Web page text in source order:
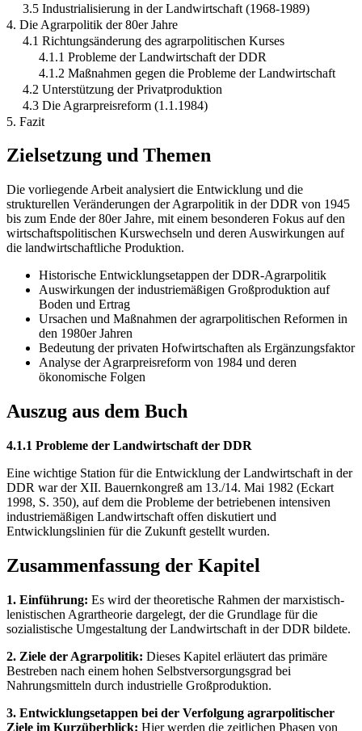
3.5 Industrialisierung in der Landwirtschaft (1968-1989)
4. Die Agrarpolitik der 80er Jahre
4.1 Richtungsänderung des agrarpolitischen Kurses
4.1.1 Probleme der Landwirtschaft der DDR
4.1.2 Maßnahmen gegen die Probleme der Landwirtschaft
4.2 Unterstützung der Privatproduktion
4.3 Die Agrarpreisreform (1.1.1984)
5. Fazit
Zielsetzung und Themen
Die vorliegende Arbeit analysiert die Entwicklung und die
strukturellen Veränderungen der Agrarpolitik in der DDR von 1945
bis zum Ende der 80er Jahre, mit einem besonderen Fokus auf den
wirtschaftspolitischen Kurswechseln und deren Auswirkungen auf
die landwirtschaftliche Produktion.
Historische Entwicklungsetappen der DDR-Agrarpolitik
Auswirkungen der industriemäßigen Großproduktion auf
Boden und Ertrag
Ursachen und Maßnahmen der agrarpolitischen Reformen in
den 1980er Jahren
Bedeutung der privaten Hofwirtschaften als Ergänzungsfaktor
Analyse der Agrarpreisreform von 1984 und deren
ökonomische Folgen
Auszug aus dem Buch
4.1.1 Probleme der Landwirtschaft der DDR
Eine wichtige Station für die Entwicklung der Landwirtschaft in der
DDR war der XII. Bauernkongreß am 13./14. Mai 1982 (Eckart
1998, S. 350), auf dem die Probleme der betriebenen intensiven
industriemäßigen Landwirtschaft offen diskutiert und
Entwicklungslinien für die Zukunft gestellt wurden.
Zusammenfassung der Kapitel
1. Einführung: Es wird der theoretische Rahmen der marxistisch-
lenistischen Agrartheorie dargelegt, der die Grundlage für die
sozialistische Umgestaltung der Landwirtschaft in der DDR bildete.
2. Ziele der Agrarpolitik: Dieses Kapitel erläutert das primäre
Bestreben nach einem hohen Selbstversorgungsgrad bei
Nahrungsmitteln durch industrielle Großproduktion.
3. Entwicklungsetappen bei der Verfolgung agrarpolitischer
Ziele im Kurzüberblick: Hier werden die zeitlichen Phasen von